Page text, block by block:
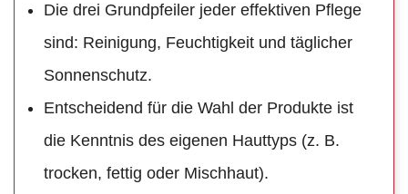
Die drei Grundpfeiler jeder effektiven Pflege
sind: Reinigung, Feuchtigkeit und täglicher
Sonnenschutz.
Entscheidend für die Wahl der Produkte ist
die Kenntnis des eigenen Hauttyps (z. B.
trocken, fettig oder Mischhaut).